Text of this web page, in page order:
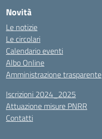
Novità
Le notizie
Le circolari
Calendario eventi
Albo Online
Amministrazione trasparente
Iscrizioni 2024_2025
Attuazione misure PNRR
Contatti